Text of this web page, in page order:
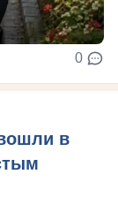
0
в